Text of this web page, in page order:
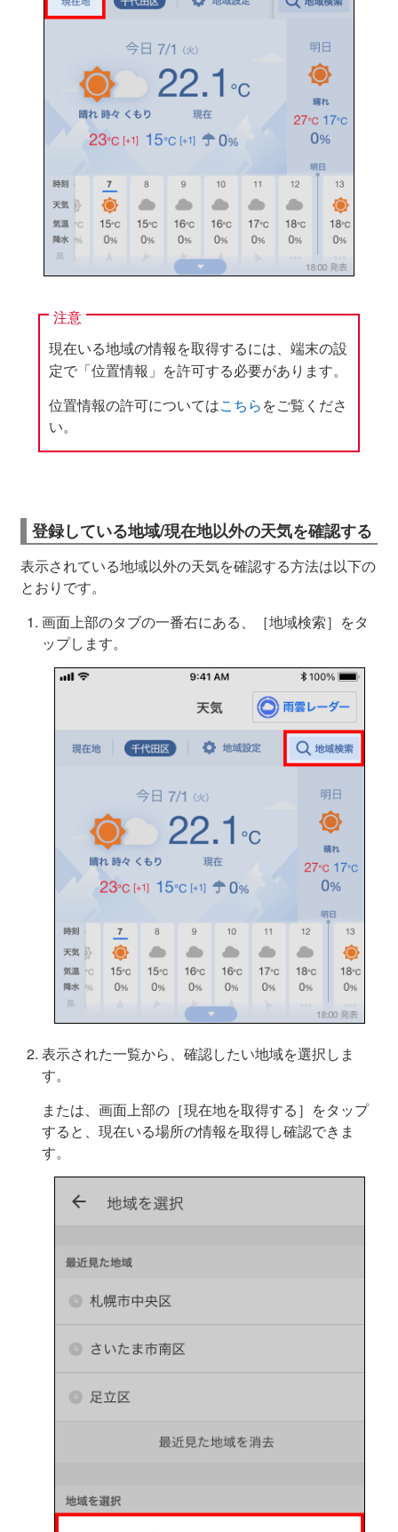
注意
現在いる地域の情報を取得するには、端末の設
定で「位置情報」を許可する必要があります。
位置情報の許可についてはこちらをご覧くださ
い。
登録している地域/現在地以外の天気を確認する
表示されている地域以外の天気を確認する方法は以下の
とおりです。
画面上部のタブの一番右にある、［地域検索］をタ
ップします。
表示された一覧から、確認したい地域を選択しま
す。
または、画面上部の［現在地を取得する］をタップ
すると、現在いる場所の情報を取得し確認できま
す。